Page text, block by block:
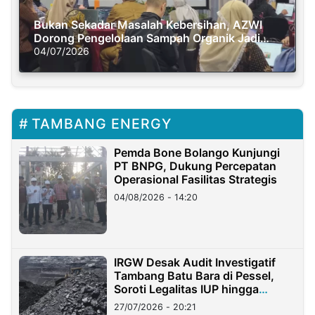
Bukan Sekadar Masalah Kebersihan, AZWI
Dorong Pengelolaan Sampah Organik Jadi
Solusi Krisis Iklim
04/07/2026
TAMBANG ENERGY
Pemda Bone Bolango Kunjungi
PT BNPG, Dukung Percepatan
Operasional Fasilitas Strategis
04/08/2026 - 14:20
IRGW Desak Audit Investigatif
Tambang Batu Bara di Pessel,
Soroti Legalitas IUP hingga
Stockpile
27/07/2026 - 20:21